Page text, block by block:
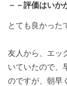
－－評価はいか
とても良かった
友人から、エッ
いていたので、
のですが、朝早